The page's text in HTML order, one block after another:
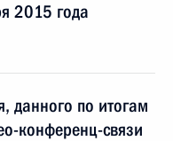
2015 года
данного по итогам
конференц-связи